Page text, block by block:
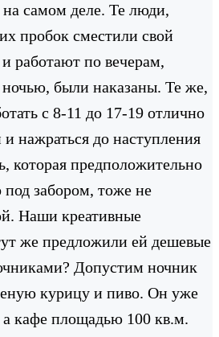
самом деле. Те люди,
пробок сместили свой
работают по вечерам,
были наказаны. Те же,
с 8-11 до 17-19 отлично
нажраться до наступления
которая предположительно
забором, тоже не
Наши креативные
же предложили ей дешевые
Допустим ночник
курицу и пиво. Он уже
а кафе площадью 100 кв.м.